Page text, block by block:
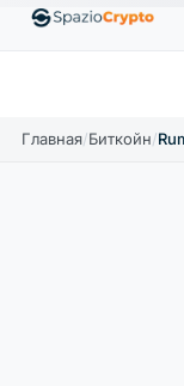
EthereumETH1 880,58 $
Главная/Биткойн/